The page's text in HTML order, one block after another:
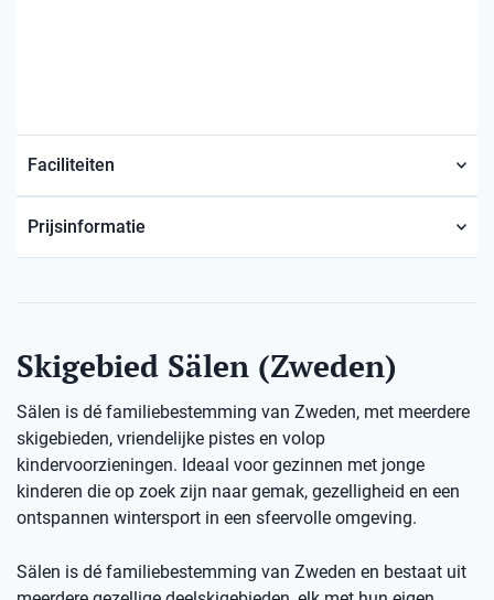
Faciliteiten
Prijsinformatie
Skigebied Sälen (Zweden)
Sälen is dé familiebestemming van Zweden, met meerdere
skigebieden, vriendelijke pistes en volop
kindervoorzieningen. Ideaal voor gezinnen met jonge
kinderen die op zoek zijn naar gemak, gezelligheid en een
ontspannen wintersport in een sfeervolle omgeving.
Sälen is dé familiebestemming van Zweden en bestaat uit